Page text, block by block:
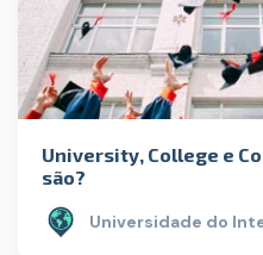
University, College e
são?
Universidade do